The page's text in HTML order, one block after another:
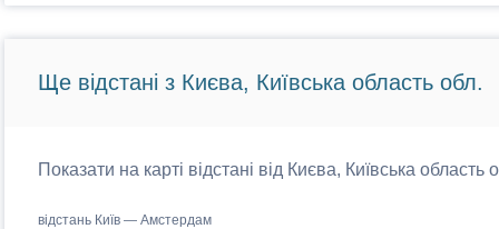
Ще відстані з Києва, Київська область обл.
Показати на карті відстані від Києва, Київська
відстань Київ — Амстердам